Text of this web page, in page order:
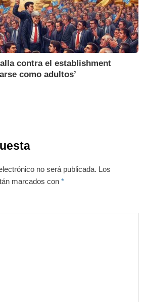
contra el establishment
como adultos’
no será publicada. Los
marcados con*